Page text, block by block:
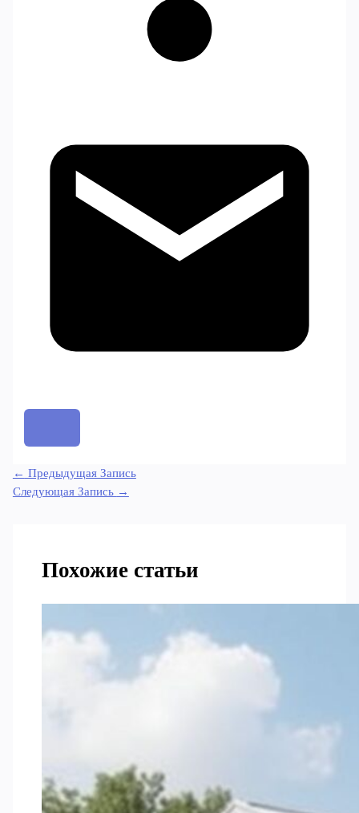
← Предыдущая Запись
Следующая Запись →
Похожие статьи